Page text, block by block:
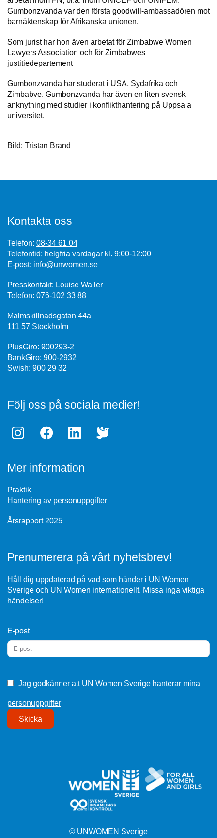
Gumbonzvanda var den första goodwill-ambassadören mot
barnäktenskap för Afrikanska unionen.
Som jurist har hon även arbetat för Zimbabwe Women
Lawyers Association och för Zimbabwes
justitiedepartement
Gumbonzvanda har studerat i USA, Sydafrika och
Zimbabve. Gumbonzvanda har även en liten svensk
anknytning med studier i konflikthantering på Uppsala
universitet.
Bild: Tristan Brand
Kontakta oss
Telefon: 08-34 61 04
Telefontid: helgfria vardagar kl. 9:00-12:00
E-post: info@unwomen.se
Presskontakt: Louise Waller
Telefon: 076-102 33 88
Malmskillnadsgatan 44a
111 57 Stockholm
PlusGiro: 900293-2
BankGiro: 900-2932
Swish: 900 29 32
Följ oss på sociala medier!
Mer information
Praktik
Hantering av personuppgifter
Årsrapport 2025
Prenumerera på vårt nyhetsbrev!
Håll dig uppdaterad på vad som händer i UN Women
Sverige och UN Women internationellt. Missa inga viktiga
händelser!
E-post
Jag godkänner att UN Women Sverige hanterar mina
personuppgifter
Skicka
© UNWOMEN Sverige